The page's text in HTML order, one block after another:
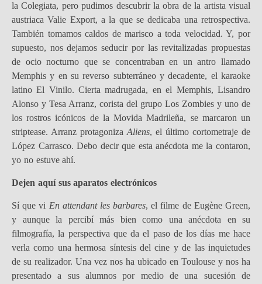
la Colegiata, pero pudimos descubrir la obra de la artista visual
austriaca Valie Export, a la que se dedicaba una retrospectiva.
También tomamos caldos de marisco a toda velocidad. Y, por
supuesto, nos dejamos seducir por las revitalizadas propuestas
de ocio nocturno que se concentraban en un antro llamado
Memphis y en su reverso subterráneo y decadente, el karaoke
latino El Vinilo. Cierta madrugada, en el Memphis, Lisandro
Alonso y Tesa Arranz, corista del grupo Los Zombies y uno de
los rostros icónicos de la Movida Madrileña, se marcaron un
striptease. Arranz protagoniza Aliens, el último cortometraje de
López Carrasco. Debo decir que esta anécdota me la contaron,
yo no estuve ahí.
Dejen aquí sus aparatos electrónicos
Sí que vi En attendant les barbares, el filme de Eugène Green,
y aunque la percibí más bien como una anécdota en su
filmografía, la perspectiva que da el paso de los días me hace
verla como una hermosa síntesis del cine y de las inquietudes
de su realizador. Una vez nos ha ubicado en Toulouse y nos ha
presentado a sus alumnos por medio de una sucesión de